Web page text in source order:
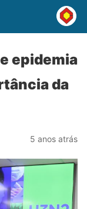
epidemia
da
5 anos atrás